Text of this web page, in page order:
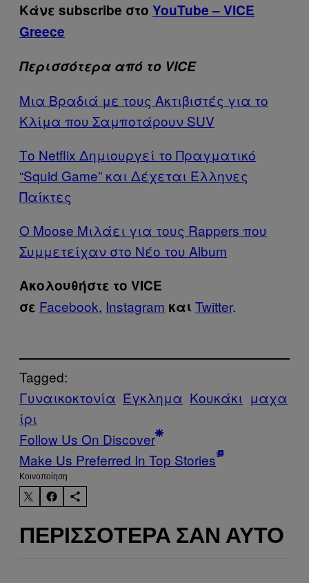
Κάνε subscribe στο YouTube – VICE
Greece
Περισσότερα από το VICE
Μια Bραδιά με τους Aκτιβιστές για το
Kλίμα που Σαμποτάρουν SUV
Το Netflix Δημιουργεί το Πραγματικό
“Squid Game” και Δέχεται Έλληνες
Παίκτες
O Moose Μιλάει για τους Rappers που
Συμμετείχαν στο Νέο του Album
Ακολουθήστε το VICE
σε Facebook, Instagram και Twitter.
Tagged:
Γυναικοκτονία Έγκλημα Κουκάκι μαχα
ίρι
Follow Us On Discover
Make Us Preferred In Top Stories
Kοινοποίηση
ΠΕΡΙΣΣΌΤΕΡΑ ΣΑΝ ΑΥΤΌ